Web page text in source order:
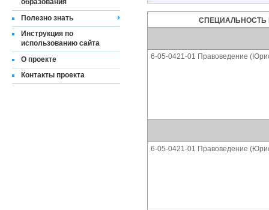
образования
Полезно знать
Инструкция по
использованию сайта
О проекте
Контакты проекта
СПЕЦИАЛЬНОСТЬ
6-05-0421-01 Правоведение
6-05-0421-01 Правоведение